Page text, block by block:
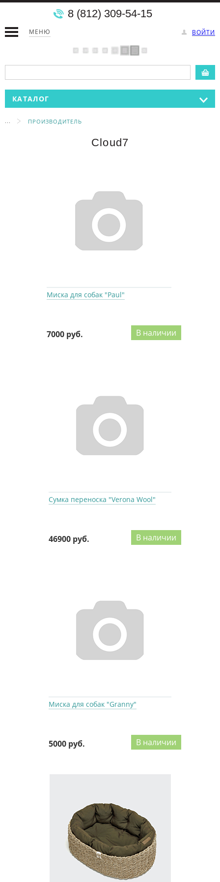
МЕНЮ ВОЙТИ
8 (812) 309-54-15
КАТАЛОГ
... ПРОИЗВОДИТЕЛЬ
Cloud7
Миска для собак "Paul"
7000 руб. В наличии
Сумка переноска "Verona Wool"
46900 руб. В наличии
Миска для собак "Granny"
5000 руб. В наличии